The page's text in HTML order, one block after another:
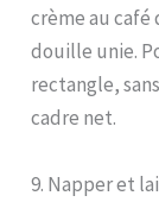
crème au café
douille unie.
rectangle,
cadre net.
9. Napper et